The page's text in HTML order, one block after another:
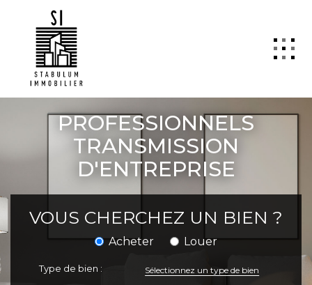
QUI SOMMES NOUS
VENTE
LOCATION
TRANSACTION
ActuCopro
PROFESSIONNELS
TRANSMISSION
D'ENTREPRISE
VOUS CHERCHEZ UN BIEN ?
Acheter Louer
Type de bien : Sélectionnez un type de bien